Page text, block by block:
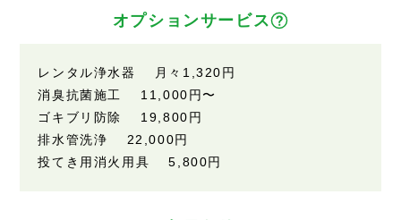
オプションサービス
レンタル浄水器 月々1,320円
消臭抗菌施工 11,000円〜
ゴキブリ防除 19,800円
排水管洗浄 22,000円
投てき用消火用具 5,800円